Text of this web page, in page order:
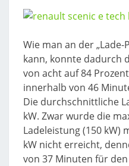
Wie man an der
kann, konnte dadurch
von acht auf 84
innerhalb von 46
Die durchschnittliche
kW. Zwar wurde die
Ladeleistung (150 kW)
kW nicht erreicht,
von 37 Minuten für